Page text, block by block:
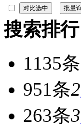
搜索排行
1135条
951条2
263条3